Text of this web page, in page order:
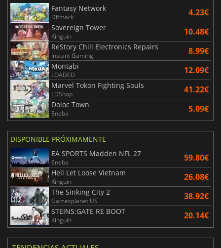
Fantasy Network
Difmark 4.23€
Sovereign Tower
Kinguin 10.48€
ReStory Chill Electronics Repairs
Instant Gaming 8.99€
Montabi
LOADED 12.09€
Marvel Tokon Fighting Souls
LDShop 41.22€
Doloc Town
Eneba 5.09€
DISPONIBLE PRÓXIMAMENTE
EA SPORTS Madden NFL 27
Eneba 59.80€
Hell Let Loose Vietnam
Kinguin 26.08€
The Sinking City 2
Gamesplanet US 38.92€
STEINS;GATE RE BOOT
Kinguin 20.14€